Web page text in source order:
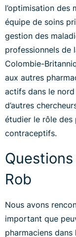
l’optimisation des
équipe de soins
gestion des
professionnels de
Colombie-
aux autres
actifs dans le nord
d’autres
étudier le rôle des
contraceptifs.
Rob
Nous avons
important que
pharmaciens